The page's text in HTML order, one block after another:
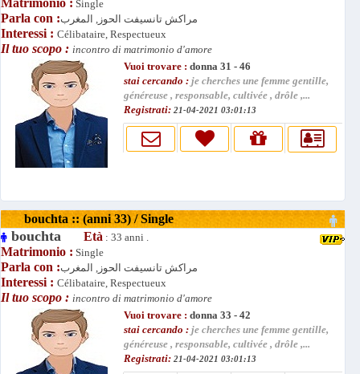
Matrimonio : Single
Parla con :مراكش تانسيفت الحوز, المغرب
Interessi : Célibataire, Respectueux
Il tuo scopo : incontro di matrimonio d'amore
Vuoi trovare : donna 31 - 46
stai cercando : je cherches une femme gentille,
généreuse , responsable, cultivée , drôle ,...
Registrati: 21-04-2021 03:01:13
bouchta :: (anni 33) / Single
bouchta Età : 33 anni .
Matrimonio : Single
Parla con :مراكش تانسيفت الحوز, المغرب
Interessi : Célibataire, Respectueux
Il tuo scopo : incontro di matrimonio d'amore
Vuoi trovare : donna 33 - 42
stai cercando : je cherches une femme gentille,
généreuse , responsable, cultivée , drôle ,...
Registrati: 21-04-2021 03:01:13